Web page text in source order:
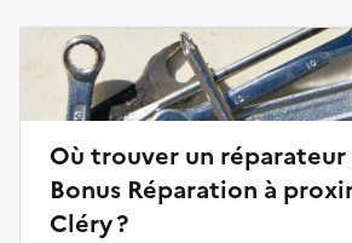
Où trouver un réparateur
Bonus Réparation à
Cléry ?